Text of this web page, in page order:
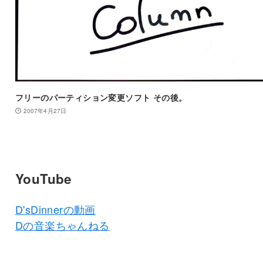
フリーのパーティション変更ソフト その後。
2007年4月27日
YouTube
D'sDinnerの動画
Dの音楽ちゃんねる